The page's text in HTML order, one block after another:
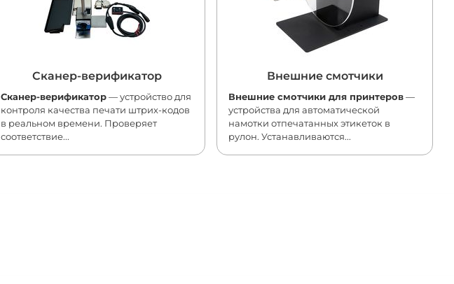
Сканер-верификатор
Сканер-верификатор— устройство для
контроля качества печати штрих-кодов
в реальном времени. Проверяет
соответствие...
Внешние смотчики
Внешние смотчики для принтеров—
устройства для автоматической
намотки отпечатанных этикеток в
рулон. Устанавливаются...